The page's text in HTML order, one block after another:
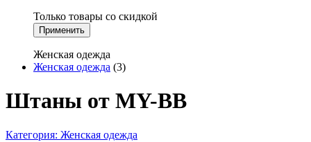
Только товары со скидкой
Применить
Женская одежда
Женская одежда (3)
Штаны от MY-BB
Категория: Женская одежда